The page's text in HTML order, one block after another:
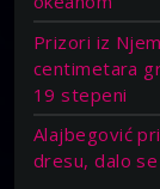
Prizori iz
centimetara
19 stepeni
Alajbegović
dresu, dalo